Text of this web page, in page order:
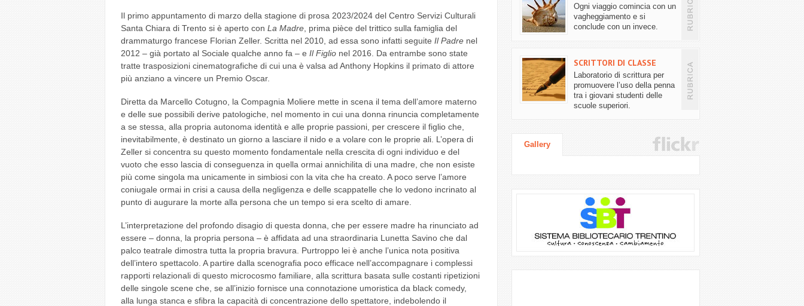
Il primo appuntamento di marzo della stagione di prosa 2023/2024 del Centro Servizi Culturali
Santa Chiara di Trento si è aperto con La Madre, prima pièce del trittico sulla famiglia del
drammaturgo francese Florian Zeller. Scritta nel 2010, ad essa sono infatti seguite Il Padrenel
2012 – già portato al Sociale qualche anno fa – e Il Figlionel 2016. Da entrambe sono state
tratte trasposizioni cinematografiche di cui una è valsa ad Anthony Hopkins il primato di attore
più anziano a vincere un Premio Oscar.
Diretta da Marcello Cotugno, la Compagnia Moliere mette in scena il tema dell’amore materno
e delle sue possibili derive patologiche, nel momento in cui una donna rinuncia completamente
a se stessa, alla propria autonoma identità e alle proprie passioni, per crescere il figlio che,
inevitabilmente, è destinato un giorno a lasciare il nido e a volare con le proprie ali. L’opera di
Zeller si concentra su questo momento fondamentale nella crescita di ogni individuo e del
vuoto che esso lascia di conseguenza in quella ormai annichilita di una madre, che non esiste
più come singola ma unicamente in simbiosi con la vita che ha creato. A poco serve l’amore
coniugale ormai in crisi a causa della negligenza e delle scappatelle che lo vedono incrinato al
punto di augurare la morte alla persona che un tempo si era scelto di amare.
L’interpretazione del profondo disagio di questa donna, che per essere madre ha rinunciato ad
essere – donna, la propria persona – è affidata ad una straordinaria Lunetta Savino che dal
palco teatrale dimostra tutta la propria bravura. Purtroppo lei è anche l’unica nota positiva
dell’intero spettacolo. A partire dalla scenografia poco efficace nell’accompagnare i complessi
rapporti relazionali di questo microcosmo familiare, alla scrittura basata sulle costanti ripetizioni
delle singole scene che, se all’inizio fornisce una connotazione umoristica da black comedy,
alla lunga stanca e sfibra la capacità di concentrazione dello spettatore, indebolendo il
Ogni viaggio comincia con un
vagheggiamento e si
conclude con un invece.
SCRITTORI DI CLASSE
Laboratorio di scrittura per
promuovere l’uso della penna
tra i giovani studenti delle
scuole superiori.
Gallery